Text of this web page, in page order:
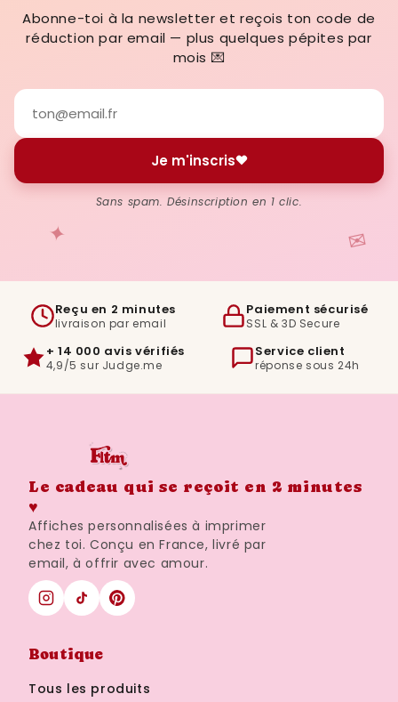
✦ ✉
Abonne-toi à la newsletter et reçois ton code de
réduction par email — plus quelques pépites par
mois 💌
Je m'inscris
Sans spam. Désinscription en 1 clic.
Reçu en 2 minutes
livraison par email
Paiement sécurisé
SSL & 3D Secure
+ 14 000 avis vérifiés
4,9/5 sur Judge.me
Service client
réponse sous 24h
Le cadeau qui se reçoit en 2 minutes
♥
Affiches personnalisées à imprimer
chez toi. Conçu en France, livré par
email, à offrir avec amour.
Boutique
Tous les produits